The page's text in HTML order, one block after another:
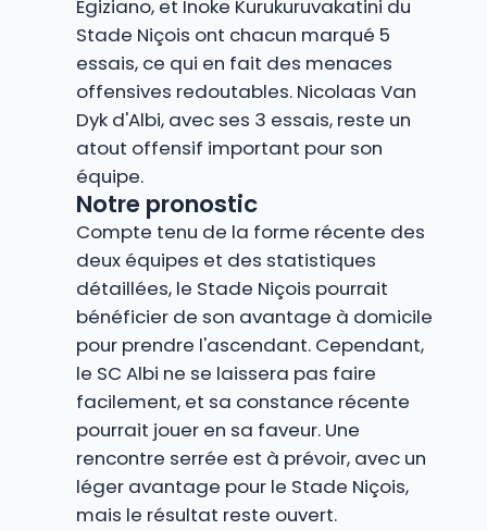
Egiziano, et Inoke Kurukuruvakatini du
Stade Niçois ont chacun marqué 5
essais, ce qui en fait des menaces
offensives redoutables. Nicolaas Van
Dyk d'Albi, avec ses 3 essais, reste un
atout offensif important pour son
équipe.
Notre pronostic
Compte tenu de la forme récente des
deux équipes et des statistiques
détaillées, le Stade Niçois pourrait
bénéficier de son avantage à domicile
pour prendre l'ascendant. Cependant,
le SC Albi ne se laissera pas faire
facilement, et sa constance récente
pourrait jouer en sa faveur. Une
rencontre serrée est à prévoir, avec un
léger avantage pour le Stade Niçois,
mais le résultat reste ouvert.